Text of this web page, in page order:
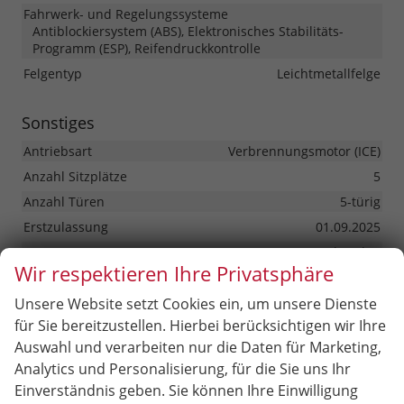
Fahrwerk- und Regelungssysteme
Antiblockiersystem (ABS), Elektronisches Stabilitäts-
Programm (ESP), Reifendruckkontrolle
Felgentyp
Leichtmetallfelge
Sonstiges
Antriebsart
Verbrennungsmotor (ICE)
Anzahl Sitzplätze
5
Anzahl Türen
5-türig
Erstzulassung
01.09.2025
HU/AU neu
vorhanden
Innenausstattung
Schwarz
Kilometerstand
20
Lackierung
Metallic
Leergewicht
1336 kg
Nichtraucher-Fahrzeug
vorhanden
Wir respektieren Ihre Privatsphäre
Unsere Website setzt Cookies ein, um unsere Dienste
für Sie bereitzustellen. Hierbei berücksichtigen wir Ihre
Auswahl und verarbeiten nur die Daten für Marketing,
Analytics und Personalisierung, für die Sie uns Ihr
Einverständnis geben. Sie können Ihre Einwilligung